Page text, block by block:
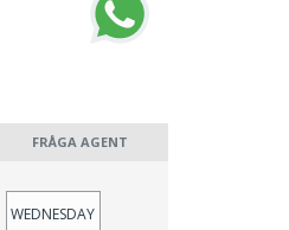
FRÅGA AGENT
WEDNESDAY